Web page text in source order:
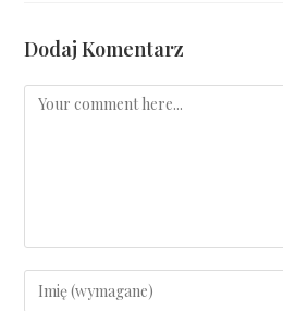
Dodaj Komentarz